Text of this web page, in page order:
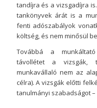
tandíjra és a vizsgadíjra
tankönyvek árát is a
fenti adószabályok
költség, és nem minősül
Továbbá a
távollétet a vizsgák,
munkavállaló nem az
célra). A vizsgák előtti
tanulmányi szabadságot